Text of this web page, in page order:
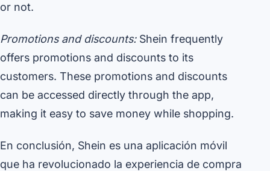
or not.
Promotions and discounts:Shein frequently
offers promotions and discounts to its
customers. These promotions and discounts
can be accessed directly through the app,
making it easy to save money while shopping.
En conclusión, Shein es una aplicación móvil
que ha revolucionado la experiencia de compra